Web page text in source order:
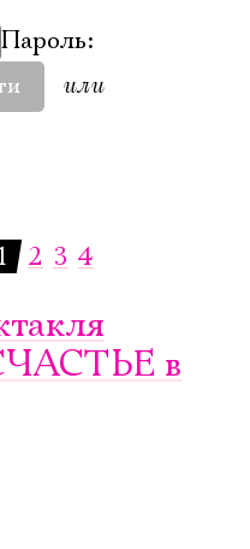
Пароль:
или
1 2 3 4
в